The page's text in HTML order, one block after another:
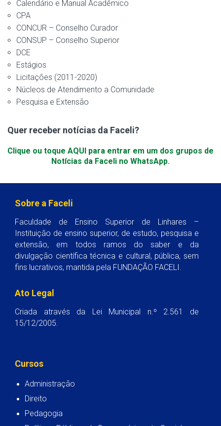
Calendário e Manual Acadêmico
CPA
CONCUR – Conselho Curador
CONSUP – Conselho Superior
DCE
Estágios
Licitações (2011-2020)
Núcleos de Atendimento a Comunidade
Pesquisa e Extensão
Quer receber notícias da Faceli?
Clique ou toque AQUI para entrar em um dos grupos de
Notícias da Faceli no WhatsApp.
Sobre a Faceli
Faculdade de Ensino Superior de Linhares –
Instituição de ensino superior, de estudo, pesquisa e
extensão, em todos ramos do saber e da
divulgação científica técnica e cultural, pública, sem
fins lucrativos, mantida pela FUNDAÇÃO FACELI.
Ato Legal
Criada através da Lei Municipal n.º 2.561 de
15/12/2005.
Cursos
Administração
Direito
Pedagogia